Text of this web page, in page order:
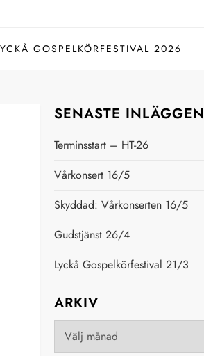
GOSPELKÖRFESTIVAL 2026
SENASTE INLÄGGEN
Terminsstart – HT-26
Vårkonsert 16/5
Skyddad: Vårkonserten 16/5
Gudstjänst 26/4
Lyckå Gospelkörfestival 21/3
ARKIV
Arkiv